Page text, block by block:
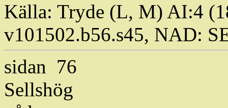
Källa: Tryde (L, M) AI:4
v101502.b56.s45, NAD:
sidan 76
Sellshög